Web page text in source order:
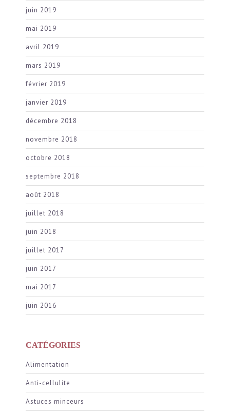
juin 2019
mai 2019
avril 2019
mars 2019
février 2019
janvier 2019
décembre 2018
novembre 2018
octobre 2018
septembre 2018
août 2018
juillet 2018
juin 2018
juillet 2017
juin 2017
mai 2017
juin 2016
CATÉGORIES
Alimentation
Anti-cellulite
Astuces minceurs